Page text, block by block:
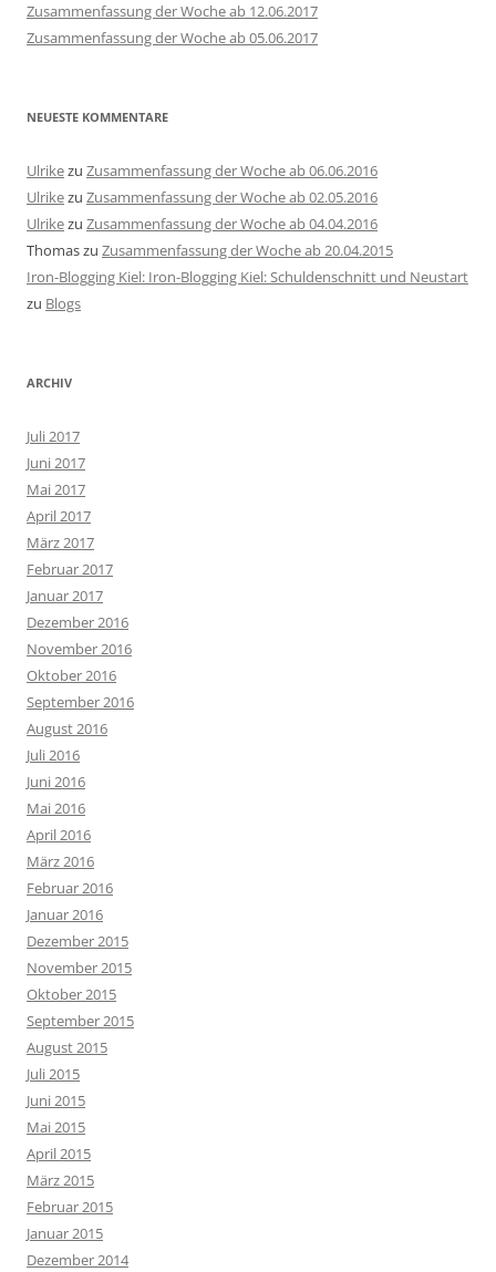
Zusammenfassung der Woche ab 12.06.2017
Zusammenfassung der Woche ab 05.06.2017
NEUESTE KOMMENTARE
Ulrikezu Zusammenfassung der Woche ab 06.06.2016
Ulrikezu Zusammenfassung der Woche ab 02.05.2016
Ulrikezu Zusammenfassung der Woche ab 04.04.2016
Thomaszu Zusammenfassung der Woche ab 20.04.2015
Iron-Blogging Kiel: Iron-Blogging Kiel: Schuldenschnitt und Neustart
zu Blogs
ARCHIV
Juli 2017
Juni 2017
Mai 2017
April 2017
März 2017
Februar 2017
Januar 2017
Dezember 2016
November 2016
Oktober 2016
September 2016
August 2016
Juli 2016
Juni 2016
Mai 2016
April 2016
März 2016
Februar 2016
Januar 2016
Dezember 2015
November 2015
Oktober 2015
September 2015
August 2015
Juli 2015
Juni 2015
Mai 2015
April 2015
März 2015
Februar 2015
Januar 2015
Dezember 2014